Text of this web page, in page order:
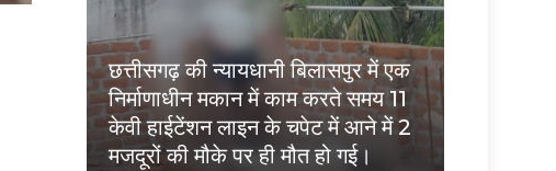
छत्तीसगढ़ की न्यायधानी बिलासपुर में एक
निर्माणाधीन मकान में काम करते समय 11
केवी हाईटेंशन लाइन के चपेट में आने में 2
मजदूरों की मौके पर ही मौत हो गई।